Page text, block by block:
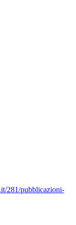
281/pubblicazioni-